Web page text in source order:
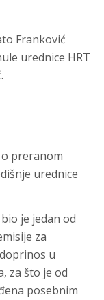
Franković
urednice HRT
preranom
urednice
je jedan od
za
u
za što je od
posebnim